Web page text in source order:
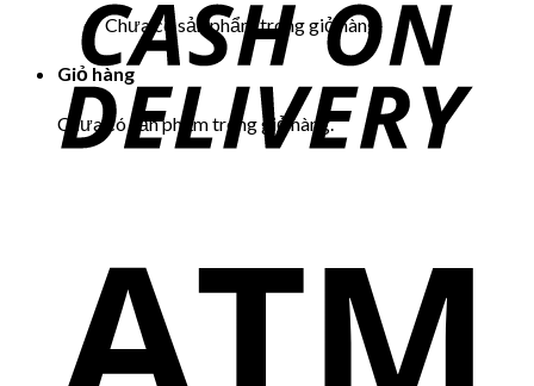
Chưa có sản phẩm trong giỏ hàng.
Giỏ hàng
Chưa có sản phẩm trong giỏ hàng.